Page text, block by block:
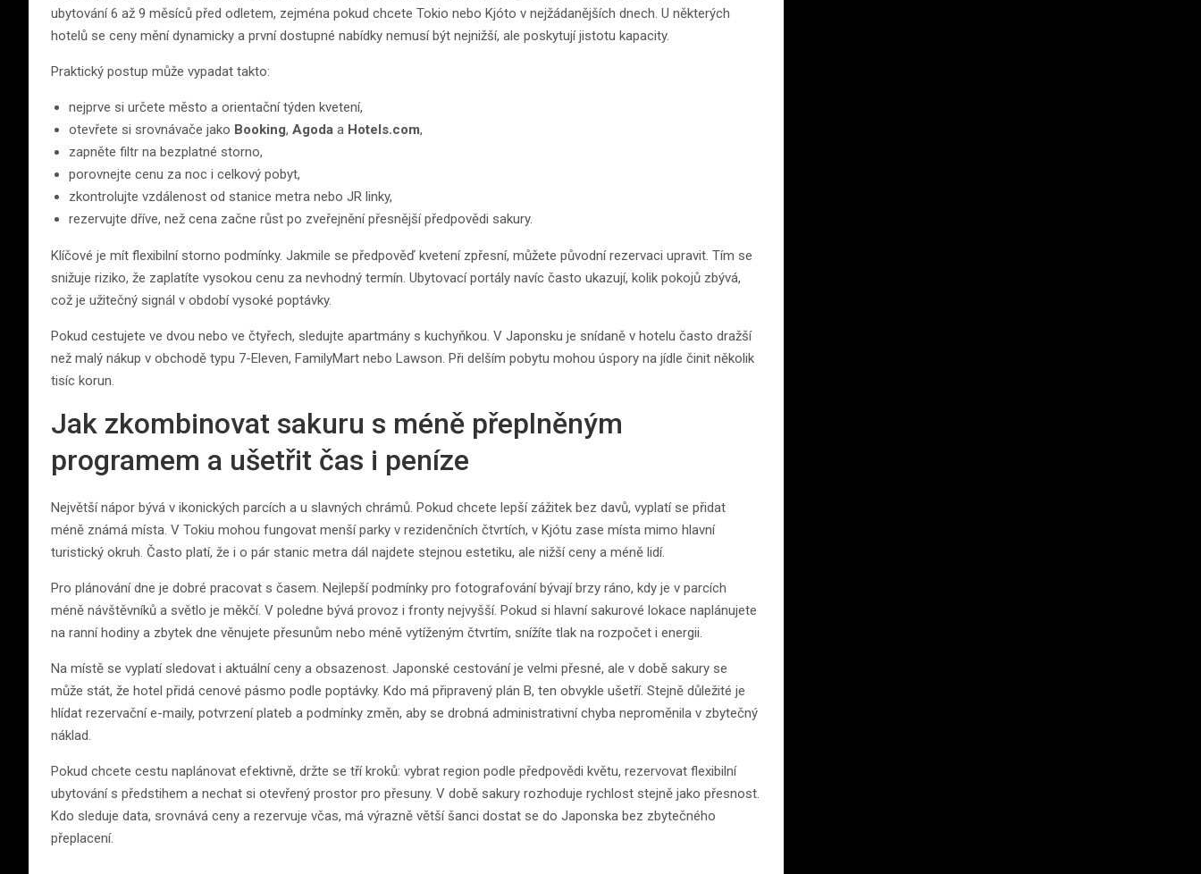
ubytování 6 až 9 měsíců před odletem, zejména pokud chcete Tokio nebo Kjóto v nejžádanějších dnech. U některých
hotelů se ceny mění dynamicky a první dostupné nabídky nemusí být nejnižší, ale poskytují jistotu kapacity.
Praktický postup může vypadat takto:
nejprve si určete město a orientační týden kvetení,
otevřete si srovnávače jako Booking, Agoda a Hotels.com,
zapněte filtr na bezplatné storno,
porovnejte cenu za noc i celkový pobyt,
zkontrolujte vzdálenost od stanice metra nebo JR linky,
rezervujte dříve, než cena začne růst po zveřejnění přesnější předpovědi sakury.
Klíčové je mít flexibilní storno podmínky. Jakmile se předpověď kvetení zpřesní, můžete původní rezervaci upravit. Tím se
snižuje riziko, že zaplatíte vysokou cenu za nevhodný termín. Ubytovací portály navíc často ukazují, kolik pokojů zbývá,
což je užitečný signál v období vysoké poptávky.
Pokud cestujete ve dvou nebo ve čtyřech, sledujte apartmány s kuchyňkou. V Japonsku je snídaně v hotelu často dražší
než malý nákup v obchodě typu 7-Eleven, FamilyMart nebo Lawson. Při delším pobytu mohou úspory na jídle činit několik
tisíc korun.
Jak zkombinovat sakuru s méně přeplněným
programem a ušetřit čas i peníze
Největší nápor bývá v ikonických parcích a u slavných chrámů. Pokud chcete lepší zážitek bez davů, vyplatí se přidat
méně známá místa. V Tokiu mohou fungovat menší parky v rezidenčních čtvrtích, v Kjótu zase místa mimo hlavní
turistický okruh. Často platí, že i o pár stanic metra dál najdete stejnou estetiku, ale nižší ceny a méně lidí.
Pro plánování dne je dobré pracovat s časem. Nejlepší podmínky pro fotografování bývají brzy ráno, kdy je v parcích
méně návštěvníků a světlo je měkčí. V poledne bývá provoz i fronty nejvyšší. Pokud si hlavní sakurové lokace naplánujete
na ranní hodiny a zbytek dne věnujete přesunům nebo méně vytíženým čtvrtím, snížíte tlak na rozpočet i energii.
Na místě se vyplatí sledovat i aktuální ceny a obsazenost. Japonské cestování je velmi přesné, ale v době sakury se
může stát, že hotel přidá cenové pásmo podle poptávky. Kdo má připravený plán B, ten obvykle ušetří. Stejně důležité je
hlídat rezervační e-maily, potvrzení plateb a podmínky změn, aby se drobná administrativní chyba neproměnila v zbytečný
náklad.
Pokud chcete cestu naplánovat efektivně, držte se tří kroků: vybrat region podle předpovědi květu, rezervovat flexibilní
ubytování s předstihem a nechat si otevřený prostor pro přesuny. V době sakury rozhoduje rychlost stejně jako přesnost.
Kdo sleduje data, srovnává ceny a rezervuje včas, má výrazně větší šanci dostat se do Japonska bez zbytečného
přeplacení.